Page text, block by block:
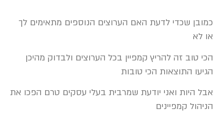
כמובן שכדי לדעת האם הערוצים הנוספים מתאימים לך
או לא
הכי טוב זה להריץ קמפיין בכל הערוצים ולבדוק מהיכן
הגיעו התוצאות הכי טובות
אבל היות ואני יודעת שמרבית בעלי עסקים טרם הפכו את
הניהול קמפיינים